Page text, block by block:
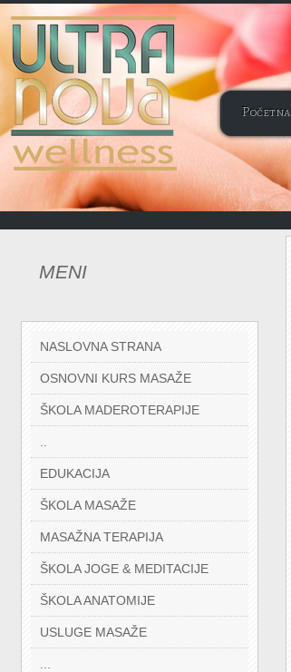
Početna
MENI
NASLOVNA STRANA
OSNOVNI KURS MASAŽE
ŠKOLA MADEROTERAPIJE
EDUKACIJA
ŠKOLA MASAŽE
MASAŽNA TERAPIJA
ŠKOLA JOGE & MEDITACIJE
ŠKOLA ANATOMIJE
USLUGE MASAŽE